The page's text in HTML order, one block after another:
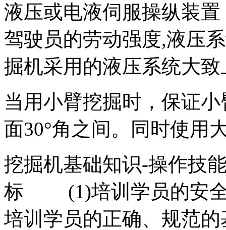
液压或电液伺服操纵装
驾驶员的劳动强度,液压
掘机采用的液压系统大
当用小臂挖掘时，保证
面30°角之间。同时使用
挖掘机基础知识-操
标 (1)培训学员的安
培训学员的正确、